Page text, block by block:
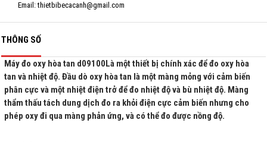
Email: thietbibecacanh@gmail.com
THÔNG SỐ
Máy đo oxy hòa tan d09100Là một thiết bị chính xác để đo oxy hòa
tan và nhiệt độ. Đầu dò oxy hòa tan là một màng mỏng với cảm biến
phân cực và một nhiệt điện trở để đo nhiệt độ và bù nhiệt độ. Màng
thẩm thấu tách dung dịch đo ra khỏi điện cực cảm biến nhưng cho
phép oxy đi qua màng phản ứng, và có thể đo được nồng độ.